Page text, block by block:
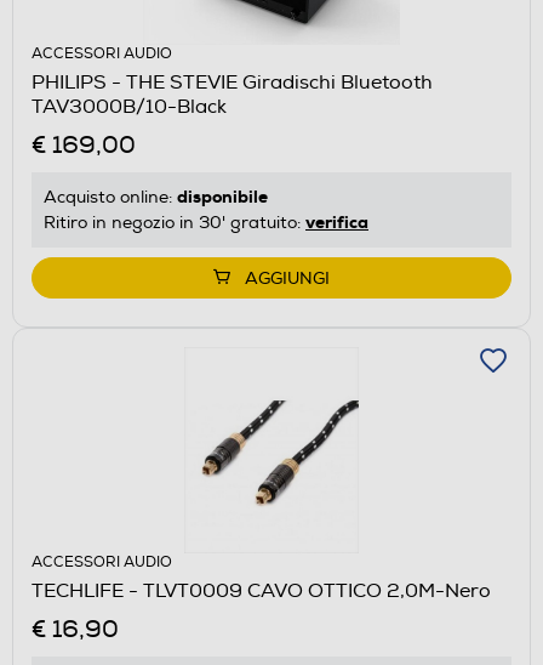
ACCESSORI AUDIO
PHILIPS - THE STEVIE Giradischi Bluetooth
TAV3000B/10-Black
€ 169,00
Acquisto online: disponibile
Ritiro in negozio in 30' gratuito: verifica
AGGIUNGI
ACCESSORI AUDIO
TECHLIFE - TLVT0009 CAVO OTTICO 2,0M-Nero
€ 16,90